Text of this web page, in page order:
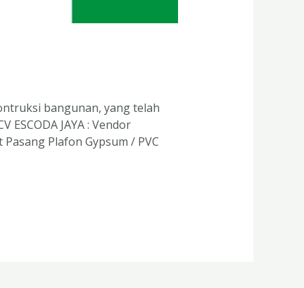
bangunan, yang telah
JAYA : Vendor
Plafon Gypsum / PVC